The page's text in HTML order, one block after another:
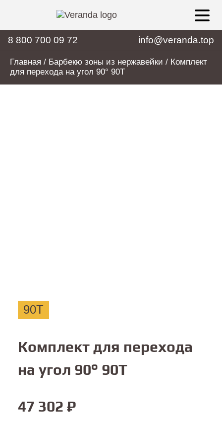
8 800 700 09 72 info@veranda.top
Главная / Барбекю зоны из нержавейки / Комплект
для перехода на угол 90° 90T
90T
Комплект для перехода
на угол 90° 90T
47 302 ₽